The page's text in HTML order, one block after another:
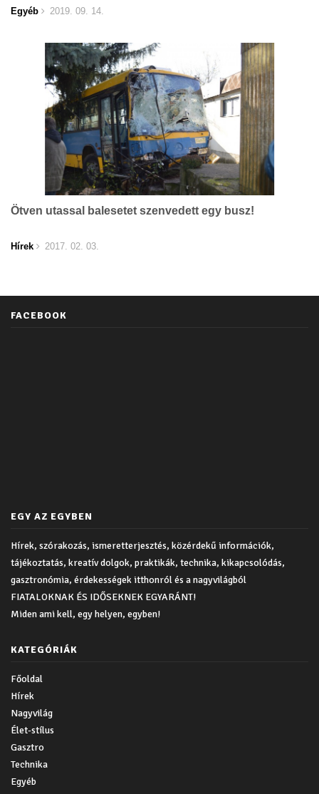
fotók
Egyéb 2019. 09. 14.
Ötven utassal balesetet szenvedett egy busz!
Hírek 2017. 02. 03.
FACEBOOK
EGY AZ EGYBEN
Hírek, szórakozás, ismeretterjesztés, közérdekű információk,
tájékoztatás, kreatív dolgok, praktikák, technika, kikapcsolódás,
gasztronómia, érdekességek itthonról és a nagyvilágból
FIATALOKNAK ÉS IDŐSEKNEK EGYARÁNT!
Miden ami kell, egy helyen, egyben!
KATEGÓRIÁK
Főoldal
Hírek
Nagyvilág
Élet-stílus
Gasztro
Technika
Egyéb